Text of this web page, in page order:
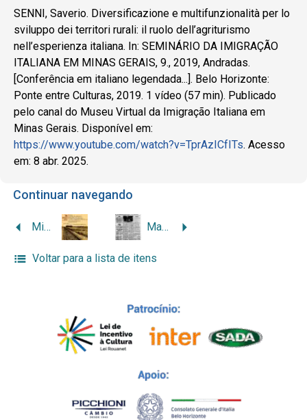
SENNI, Saverio. Diversificazione e multifunzionalità per lo
sviluppo dei territori rurali: il ruolo dell’agriturismo
nell’esperienza italiana. In: SEMINÁRIO DA IMIGRAÇÃO
ITALIANA EM MINAS GERAIS, 9., 2019, Andradas.
[Conferência em italiano legendada...]. Belo Horizonte:
Ponte entre Culturas, 2019. 1 vídeo (57 min). Publicado
pelo canal do Museu Virtual da Imigração Italiana em
Minas Gerais. Disponível em:
https://www.youtube.com/watch?v=TprAzICfITs. Acesso
em: 8 abr. 2025.
Continuar navegando
Minicurso revela a história da imigração italiana: matéria da TV Andradas Mario Lombardi eleito Prefeito
Voltar para a lista de itens